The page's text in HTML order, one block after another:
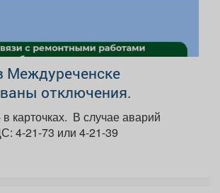
Междуреченске
отключения.
В случае аварий
4-21-73 или 4-21-39